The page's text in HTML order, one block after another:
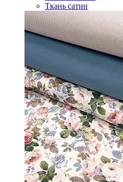
Ткань сатин